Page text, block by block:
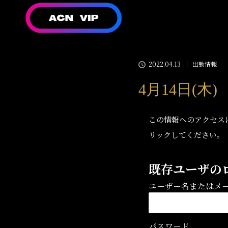
2022.04.13 出勤情報
4月14日(木
この情報へのアクセ
リックしてください。
既存ユーザの
ユーザー名またはメ